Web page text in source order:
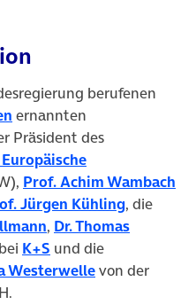
berufenen
(öffnet in neuem Tab)
ernannten
Präsident des
in neuem Tab)
Prof. Achim Wambach
Jürgen Kühling(öffnet in
, die
(öffnet in neuem Tab)
, Dr. Thomas
K+S (öffnet in neuem Tab)
und die
Westerwelle(öffnet in
von der